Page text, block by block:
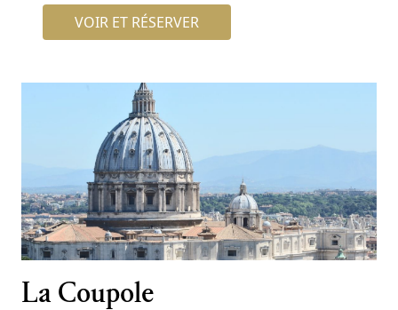
VOIR ET RÉSERVER
La Coupole